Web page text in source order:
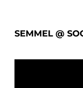
SEMMEL @